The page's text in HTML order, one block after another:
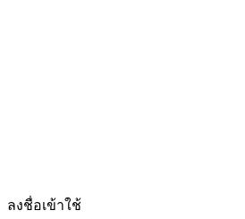
ลงชื่อเข้าใช้